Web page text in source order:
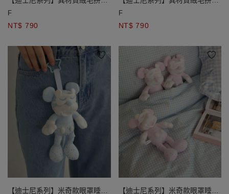
造型吊飾褶皺手機腕帶
F
NT$ 790
造型吊飾褶皺手機腕帶
F
NT$ 790
【迪士尼系列】米奇款眼罩睡衣 【迪士尼系列】米奇款眼罩睡衣